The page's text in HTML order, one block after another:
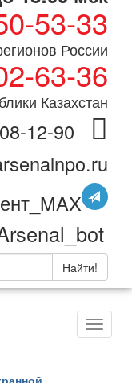
53-33
России
63-36
Казахстан
12-90
Найти!